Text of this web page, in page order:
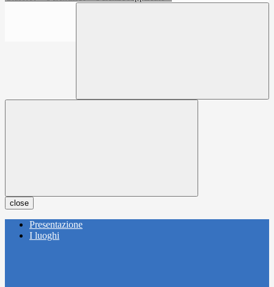
close
Presentazione
I luoghi